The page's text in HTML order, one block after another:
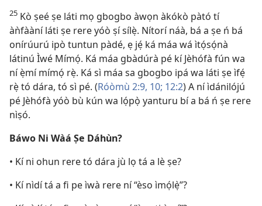
25 Kò ṣeé ṣe láti mọ gbogbo àwọn àkókò pàtó tí
àǹfààní láti ṣe rere yóò ṣí sílẹ̀. Nítorí náà, bá a ṣe ń bá
onírúurú ipò tuntun pàdé, ẹ jẹ́ ká máa wá ìtọ́sọ́nà
látinú Ìwé Mímọ́. Ká máa gbàdúrà pé kí Jèhófà fún wa
ní ẹ̀mí mímọ́ rẹ̀. Ká sì máa sa gbogbo ipá wa láti ṣe ìfẹ́
rẹ̀ tó dára, tó sì pé. (Róòmù 2:9, 10; 12:2) A ní ìdánilójú
pé Jèhófà yóò bù kún wa lọ́pọ̀ yanturu bí a bá ń ṣe rere
nìṣó.
Báwo Ni Wàá Ṣe Dáhùn?
• Kí ni ohun rere tó dára jù lọ tá a lè ṣe?
• Kí nìdí tá a fi pe ìwà rere ní “èso ìmọ́lẹ̀”?